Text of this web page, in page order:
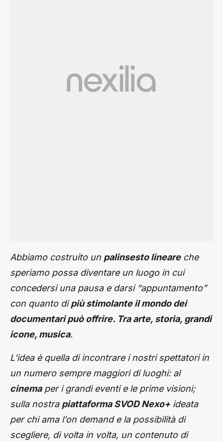
Abbiamo costruito un palinsesto lineareche
speriamo possa diventare un luogo in cui
concedersi una pausa e darsi “appuntamento”
con quanto dipiù stimolante il mondo dei
documentari può offrire. Tra arte, storia, grandi
icone, musica.
L’idea è quella di incontrare i nostri spettatori in
un numero sempre maggiori di luoghi: al
cinemaper i grandi eventi e le prime visioni;
sulla nostra piattaforma SVOD Nexo+ ideata
per chi ama l’on demand e la possibilità di
scegliere, di volta in volta, un contenuto di